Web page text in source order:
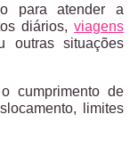
para atender a
diários, viagens
outras situações
cumprimento de
limites